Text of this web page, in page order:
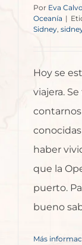
Por Eva
Oceanía |
Sidney,
Hoy se
viajera.
haber
que la
puerto.
bueno
Más